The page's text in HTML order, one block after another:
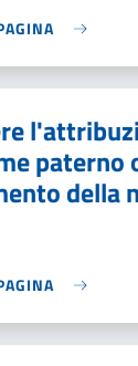
paterno
della